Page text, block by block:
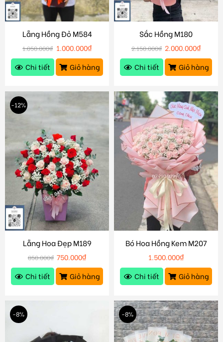
Lẵng Hồng Đỏ M584
1.050.000₫ 1.000.000₫
Chi tiết
Giỏ hàng
Sắc Hồng M180
2.150.000₫ 2.000.000₫
Chi tiết
Giỏ hàng
-12%
Lẵng Hoa Đẹp M189
850.000₫ 750.000₫
Chi tiết
Giỏ hàng
Bó Hoa Hồng Kem M207
1.500.000₫
Chi tiết
Giỏ hàng
-8% -8%